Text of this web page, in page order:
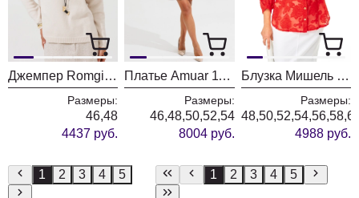
Джемпер Romgil РВ0435-ВИ5 ванильный
Размеры:
46,48
4437 руб.
Платье Amuar 1136
Размеры:
46,48,50,52,54
8004 руб.
Блузка Мишель Шик 802 красный
Размеры:
4988 руб.
1 2 3 4 5 1 2 3 4 5